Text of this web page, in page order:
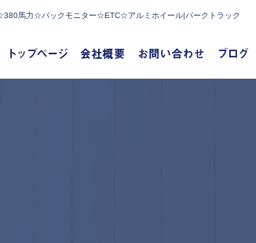
馬力☆バックモニター☆ETC☆アルミホイール|パークトラック